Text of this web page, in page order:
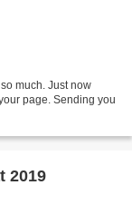
much. Just now
page. Sending you
2019